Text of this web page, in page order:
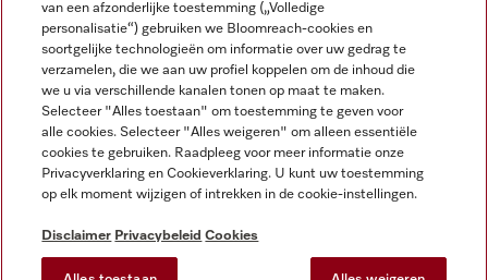
Wettelijke Informatie
Algemene voorwaarden
Privacybeleid
Gebruiksvoorwaarden
Toegankelijkheidsverklaring
Digital Services Act
van een afzonderlijke toestemming („Volledige
personalisatie“) gebruiken we Bloomreach-cookies en
soortgelijke technologieën om informatie over uw gedrag te
verzamelen, die we aan uw profiel koppelen om de inhoud die
we u via verschillende kanalen tonen op maat te maken.
Selecteer "Alles toestaan" om toestemming te geven voor
alle cookies. Selecteer "Alles weigeren" om alleen essentiële
cookies te gebruiken. Raadpleeg voor meer informatie onze
Privacyverklaring en Cookieverklaring. U kunt uw toestemming
op elk moment wijzigen of intrekken in de cookie-instellingen.
Disclaimer Privacybeleid Cookies